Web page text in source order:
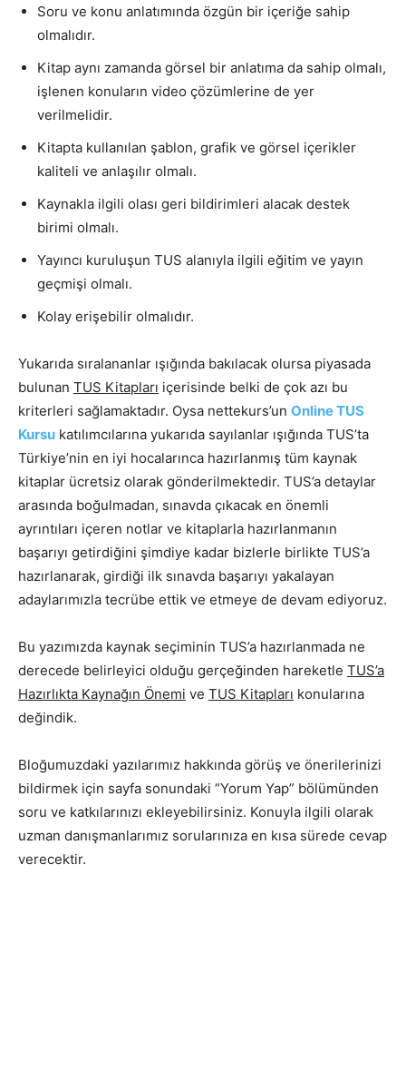
Soru ve konu anlatımında özgün bir içeriğe sahip
olmalıdır.
Kitap aynı zamanda görsel bir anlatıma da sahip olmalı,
işlenen konuların video çözümlerine de yer
verilmelidir.
Kitapta kullanılan şablon, grafik ve görsel içerikler
kaliteli ve anlaşılır olmalı.
Kaynakla ilgili olası geri bildirimleri alacak destek
birimi olmalı.
Yayıncı kuruluşun TUS alanıyla ilgili eğitim ve yayın
geçmişi olmalı.
Kolay erişebilir olmalıdır.
Yukarıda sıralananlar ışığında bakılacak olursa piyasada
bulunan TUS Kitapları içerisinde belki de çok azı bu
kriterleri sağlamaktadır. Oysa nettekurs’un Online TUS
Kursu katılımcılarına yukarıda sayılanlar ışığında TUS’ta
Türkiye’nin en iyi hocalarınca hazırlanmış tüm kaynak
kitaplar ücretsiz olarak gönderilmektedir. TUS’a detaylar
arasında boğulmadan, sınavda çıkacak en önemli
ayrıntıları içeren notlar ve kitaplarla hazırlanmanın
başarıyı getirdiğini şimdiye kadar bizlerle birlikte TUS’a
hazırlanarak, girdiği ilk sınavda başarıyı yakalayan
adaylarımızla tecrübe ettik ve etmeye de devam ediyoruz.
Bu yazımızda kaynak seçiminin TUS’a hazırlanmada ne
derecede belirleyici olduğu gerçeğinden hareketle TUS’a
Hazırlıkta Kaynağın Önemi ve TUS Kitapları konularına
değindik.
Bloğumuzdaki yazılarımız hakkında görüş ve önerilerinizi
bildirmek için sayfa sonundaki “Yorum Yap” bölümünden
soru ve katkılarınızı ekleyebilirsiniz. Konuyla ilgili olarak
uzman danışmanlarımız sorularınıza en kısa sürede cevap
verecektir.